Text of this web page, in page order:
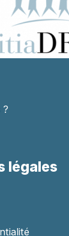
?
légales